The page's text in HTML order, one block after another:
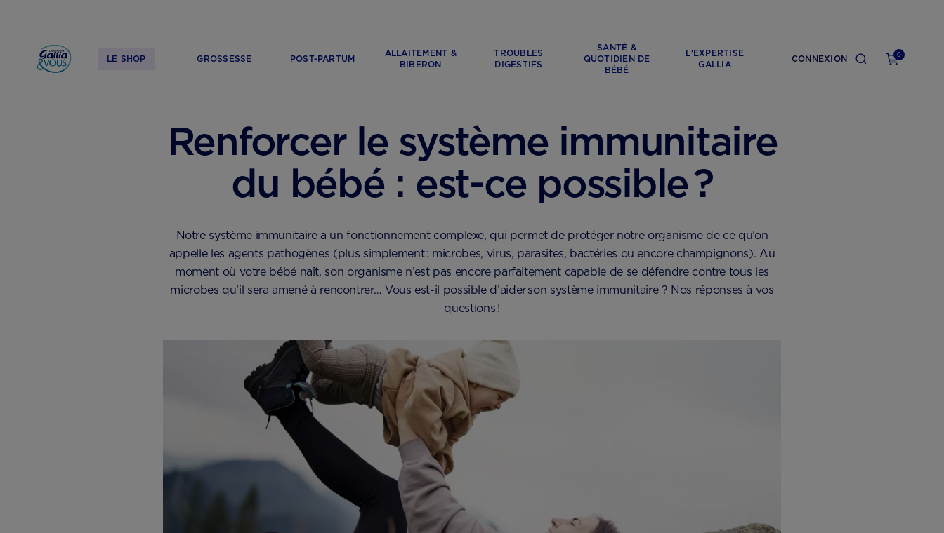
CONNEXION 0
LE SHOP GROSSESSE POST-PARTUM
ALLAITEMENT &
BIBERON
TROUBLES
DIGESTIFS
SANTÉ &
QUOTIDIEN DE
BÉBÉ
L'EXPERTISE
GALLIA
SANTÉ & QUOTIDIEN DE BÉBÉ
Renforcer le système immunitaire
du bébé : est-ce possible ?
Notre système immunitaire a un fonctionnement complexe, qui permet de protéger notre organisme de ce qu’on
appelle les agents pathogènes (plus simplement : microbes, virus, parasites, bactéries ou encore champignons). Au
moment où votre bébé naît, son organisme n’est pas encore parfaitement capable de se défendre contre tous les
microbes qu’il sera amené à rencontrer… Vous est-il possible d’aider son système immunitaire ? Nos réponses à vos
questions !